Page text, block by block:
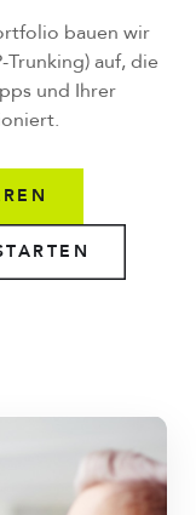
bauen wir
auf, die
und Ihrer